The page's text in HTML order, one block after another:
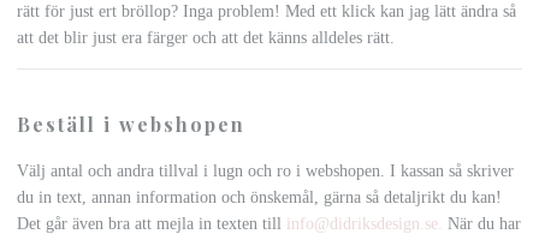
rätt för just ert bröllop? Inga problem! Med ett klick kan jag lätt ändra så
att det blir just era färger och att det känns alldeles rätt.
Beställ i webshopen
Välj antal och andra tillval i lugn och ro i webshopen. I kassan så skriver
du in text, annan information och önskemål, gärna så detaljrikt du kan!
Det går även bra att mejla in texten till info@didriksdesign.se. När du har